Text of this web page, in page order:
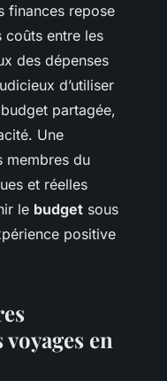
finances repose
coûts entre les
des dépenses
d’utiliser
partagée,
Une
membres du
et réelles
le budget sous
positive
en